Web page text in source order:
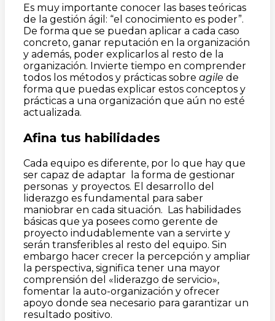
Es muy importante conocer las bases teóricas
de la gestión ágil: “el conocimiento es poder”.
De forma que se puedan aplicar a cada caso
concreto, ganar reputación en la organización
y además, poder explicarlos al resto de la
organización. Invierte tiempo en comprender
todos los métodos y prácticas sobre agile de
forma que puedas explicar estos conceptos y
prácticas a una organización que aún no esté
actualizada.
Afina tus habilidades
Cada equipo es diferente, por lo que hay que
ser capaz de adaptar la forma de gestionar
personas y proyectos. El desarrollo del
liderazgo es fundamental para saber
maniobrar en cada situación. Las habilidades
básicas que ya posees como gerente de
proyecto indudablemente van a servirte y
serán transferibles al resto del equipo. Sin
embargo hacer crecer la percepción y ampliar
la perspectiva, significa tener una mayor
comprensión del «liderazgo de servicio»,
fomentar la auto-organización y ofrecer
apoyo donde sea necesario para garantizar un
resultado positivo.